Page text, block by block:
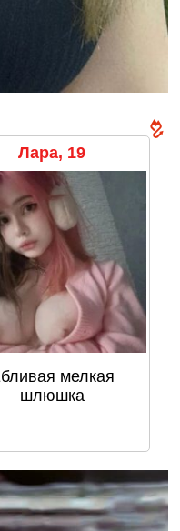
Лара, 19
мелкая
шлюшка